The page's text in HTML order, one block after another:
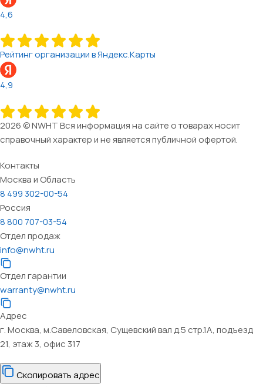
4,6
Рейтинг организации в Яндекс.Карты
4,9
2026 © NWHT Вся информация на сайте о товарах носит
справочный характер и не является публичной офертой.
Контакты
Москва и Область
8 499 302-00-54
Россия
8 800 707-03-54
Отдел продаж
info@nwht.ru
Отдел гарантии
warranty@nwht.ru
Адрес
г. Москва, м.Савеловская, Сущевский вал д.5 стр.1А, подъезд
21, этаж 3, офис 317
Скопировать адрес